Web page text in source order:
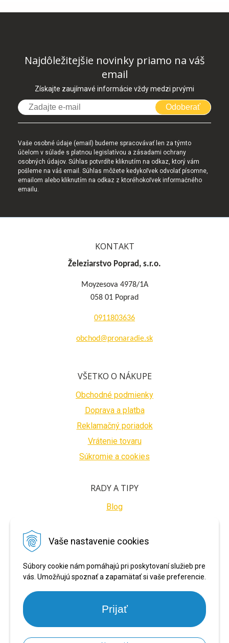
Vaše nastavenie cookies
Súbory cookie nám pomáhajú pri poskytovaní služieb pre
vás. Umožňujú spoznať a zapamätať si vaše preferencie.
Prijať
Najdôležitejšie novinky priamo na váš
email
Získajte zaujímavé informácie vždy medzi prvými
Odoberať
Vaše osobné údaje (email) budeme spracovávať len za týmto
účelom v súlade s platnou legislatívou a zásadami ochrany
osobných údajov. Súhlas potvrdíte kliknutím na odkaz, ktorý vám
pošleme na váš email. Súhlas môžete kedykoľvek odvolať písomne,
emailom alebo kliknutím na odkaz z ktoréhokoľvek informačného
emailu.
KONTAKT
Železiarstvo Poprad, s.r.o.
Moyzesova 4978/1A
058 01 Poprad
0911803636
obchod@pronaradie.sk
VŠETKO O NÁKUPE
Obchodné podmienky
Doprava a platba
Reklamačný poriadok
Vrátenie tovaru
Súkromie a cookies
RADY A TIPY
Blog
BEZPEČNÉ PLATBY